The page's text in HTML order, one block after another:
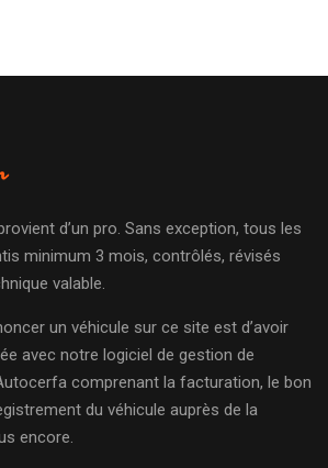
d’un pro. Sans exception, tous les
minimum 3 mois, contrôlés, révisés
valable.
un véhicule sur ce site est d’avoir
avec notre logiciel de gestion de
comprenant la facturation, le bon
du véhicule auprès de la
encore.